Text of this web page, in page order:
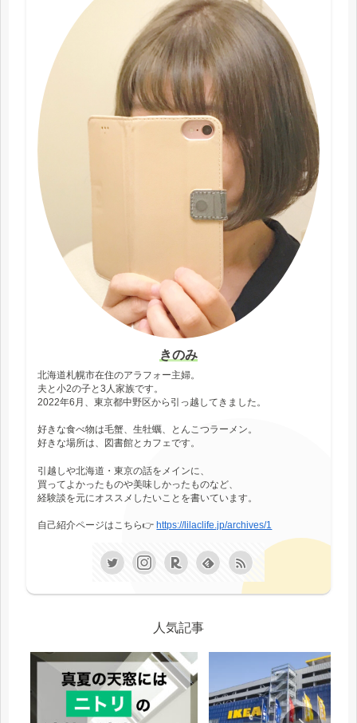
きのみ
北海道札幌市在住のアラフォー主婦。
夫と小2の子と3人家族です。
2022年6月、東京都中野区から引っ越してきました。
好きな食べ物は毛蟹、生牡蠣、とんこつラーメン。
好きな場所は、図書館とカフェです。
引越しや北海道・東京の話をメインに、
買ってよかったものや美味しかったものなど、
経験談を元にオススメしたいことを書いています。
自己紹介ページはこちら👉 https://lilaclife.jp/archives/1
人気記事